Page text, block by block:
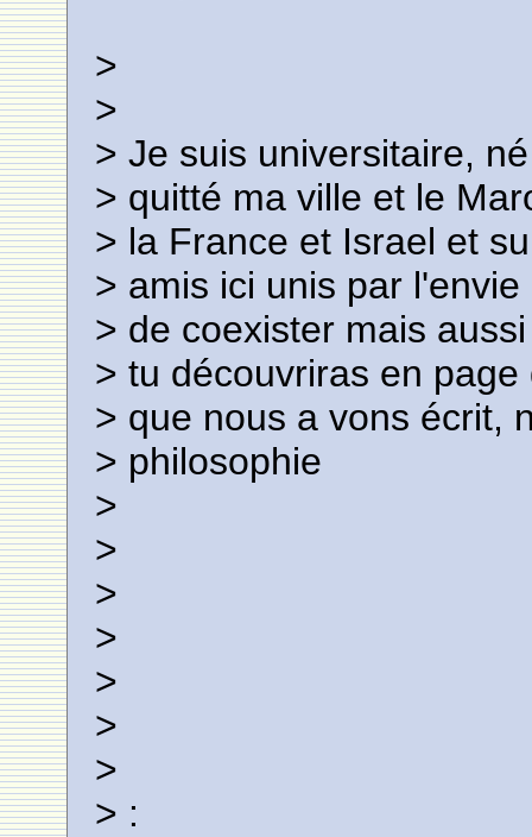
>
>
> Je suis universitaire,
> quitté ma ville et le
> la France et Israel et
> amis ici unis par
> de coexister mais
> tu découvriras en
> que nous a vons écrit,
> philosophie
>
>
>
>
>
>
>
> :